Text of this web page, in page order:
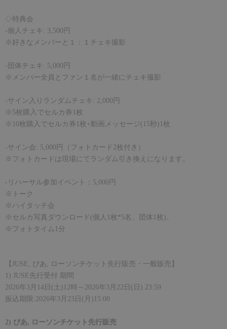
◇特典会
-個人チェキ : 3,500 円
※好きなメンバーと１：１チェキ撮影
- 団体チェキ : 5,000 円
※メンバー全員とファン１名が一緒にチェキ撮影
-サイン入り ランダムチェキ : 2,000 円
※ 5枚購入でセルカ券 枚
※
10枚購入でセルカ券 枚 +動画メッセージ(15秒)1 枚
-サイン会: 5,000 円（フォトカード 2枚付き）
※フォトカードは現場にてランダム引き換えになります。
- リハーサル参加イベント： 5,000 円
※トーク
※ハイタッチ会
※セルカ写真ダウンロード ( 個人 枚 *5名、団体 枚 )
※フォトタイム
分
【 JUSE, ぴあ
ローソンチケット先行販売・一般販売】
1) JUSE先行受付 期間
2026年3 14 日 ( 土 )12 時～ 2026年3 22 日 ( 日 ) 23:59
振込期限 :2026年3 23 日 ( )15:00
2) ぴあ, ローソンチケット先行販売